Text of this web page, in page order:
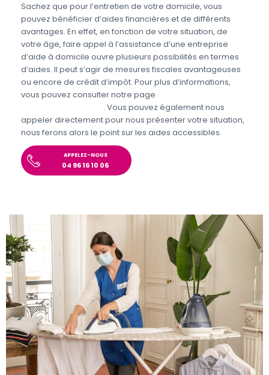
Sachez que pour l’entretien de votre domicile, vous
pouvez bénéficier d’aides financières et de différents
avantages. En effet, en fonction de votre situation, de
votre âge, faire appel à l’assistance d’une entreprise
d’aide à domicile ouvre plusieurs possibilités en termes
d’aides. Il peut s’agir de mesures fiscales avantageuses
ou encore de crédit d’impôt. Pour plus d’informations,
vous pouvez consulter notre page
. Vous pouvez également nous
appeler directement pour nous présenter votre situation,
nous ferons alors le point sur les aides accessibles.
APPELEZ-NOUS
04 96 16 10 06